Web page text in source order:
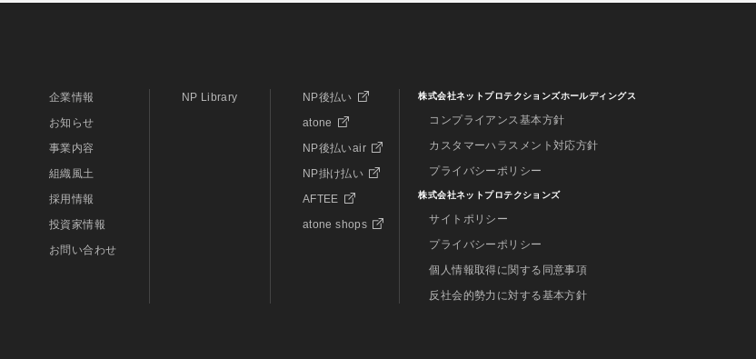
企業情報
お知らせ
事業内容
組織風土
採用情報
投資家情報
お問い合わせ
NP Library
NP後払い
atone
NP後払いair
NP掛け払い
AFTEE
atone shops
株式会社ネットプロテクションズホールディングス
コンプライアンス基本方針
カスタマーハラスメント対応方針
プライバシーポリシー
株式会社ネットプロテクションズ
サイトポリシー
プライバシーポリシー
個人情報取得に関する同意事項
反社会的勢力に対する基本方針